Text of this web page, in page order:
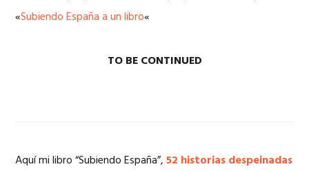
«Subiendo España a un libro«
TO BE CONTINUED
Aquí mi libro “Subiendo España”,52 historias despeinadas